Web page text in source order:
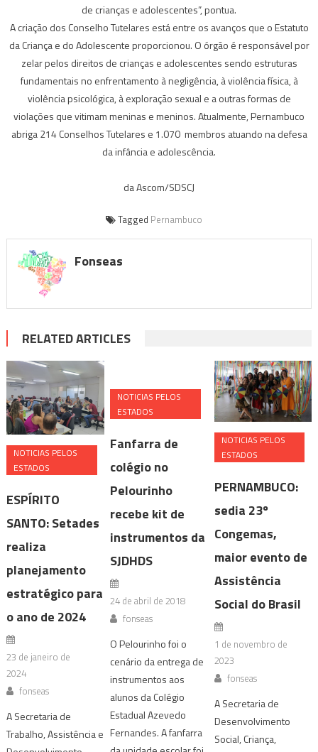
de crianças e adolescentes”, pontua.
A criação dos Conselho Tutelares está entre os avanços que o Estatuto
da Criança e do Adolescente proporcionou. O órgão é responsável por
zelar pelos direitos de crianças e adolescentes sendo estruturas
fundamentais no enfrentamento à negligência, à violência física, à
violência psicológica, à exploração sexual e a outras formas de
violações que vitimam meninas e meninos. Atualmente, Pernambuco
abriga 214 Conselhos Tutelares e 1.070 membros atuando na defesa
da infância e adolescência.
da Ascom/SDSCJ
Tagged Pernambuco
Fonseas
RELATED ARTICLES
NOTICIAS PELOS
ESTADOS
ESPÍRITO
SANTO: Setades
realiza
planejamento
estratégico para
o ano de 2024
23 de janeiro de
2024
fonseas
A Secretaria de
Trabalho, Assistência e
NOTICIAS PELOS
ESTADOS
Fanfarra de
colégio no
Pelourinho
recebe kit de
instrumentos da
SJDHDS
24 de abril de 2018
fonseas
O Pelourinho foi o
cenário da entrega de
instrumentos aos
alunos da Colégio
Estadual Azevedo
Fernandes. A fanfarra
NOTICIAS PELOS
ESTADOS
PERNAMBUCO:
sedia 23º
Congemas,
maior evento de
Assistência
Social do Brasil
1 de novembro de
2023
fonseas
A Secretaria de
Desenvolvimento
Social, Criança,